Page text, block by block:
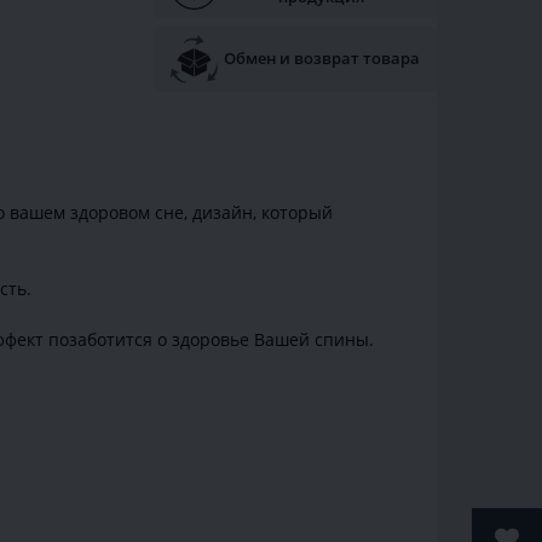
Обмен и возврат товара
вашем здоровом сне, дизайн, который
позаботится о здоровье Вашей спины.